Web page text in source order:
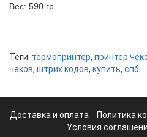
Вес: 590 гр.
Теги: термопринтер, принтер
чеков, штрих кодов, купить, спб.
Доставка и оплата Политика
Условия